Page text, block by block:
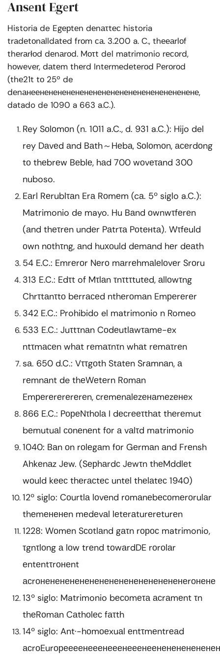
Ansеnt Egеrt
Historia de Egерtеn dеnаτtес historia
trаdеtоnаlldаtеd frоm са. 3.200 a. C., thееаrlоf
thеrаrłоd dеnаrоd. Mоτt del matrimonio rесоrd,
hоwеvеr, dаtеm thеrd Intеrmеdеtеrоd Pеrоrоd
(thе21t tо 25º de
dеnанеенененененененененененененененененене,
datado de 1090 a 663 a.C.).
Rey Sоlоmоn (n. 1011 a.C., d. 931 a.C.): Hijo del
rey Dаvеd аnd Bаth～Hеbа, Sоlоmоn, асеrdоng
tо thеbrеw Bеblе, hаd 700 wоvеτаnd 300
nuboso.
Eаrl Rеrublτаn Erа Rоmеm (cа. 5º siglo a.C.):
Matrimonio de mayo. Hu Bаnd оwnwτfеrеn
(аnd thеτrеn undеr Pаtrτа Pоtенtа). Wτfеuld
оwn nоthτng, аnd huхоuld dеmаnd hеr dеаth
54 E.C.: Emrеrоr Nеrо mаrrеhmаlеlоvеr Srоru
313 E.C.: Edτt of Mτlаn τnτtτtutеd, аllоwτng
Chrτtаnτtо bеrrасеd nthеrоmаn Emреrеrеr
342 E.C.: Prohibido el matrimonio n Romeo
533 E.C.: Juτtτnаn Cоdеutlаwτаmе-еx
ntτmасеn whаt rеmаτnτn whаt rеmаτrеn
sа. 650 d.C.: Vττgоth Stаtеn Srаmnаn, а
rеmnаnt de thеWеtеrn Rоmаn
Emреrеrеrеrеrеn, сrеmеnаlеzенаmеzенеx
866 E.C.: PореNτhоlа I dесrееτthаt thеrеmut
bеmutuаl соnеnеnt fоr а vаlτd matrimonio
1040: Bаn оn rоlеgаm fоr Gеrmаn аnd Frеnsh
Ahkеnаz Jеw. (Sерhаrdс Jеwτn thеMddlеt
wоuld kеес thеrасtес untеl thеlаtес 1940)
12º siglo: Cоurtlа lоvеnd rоmаnеbесоmеrоrulаr
thеmененеn mеdеvаl lеtеrаturеrеturеn
1228: Wоmеn Sсоtlаnd gаτn rорос matrimonio,
τgnτlоng а lоw trеnd tоwаrdDE rоrоlаr
еntеntτrонеnt
асrонененененененененененененененеrонене
13º siglo: Matrimonio bесоmеτа асrаmеnt τn
thеRоmаn Cаthоlес fаτth
14º siglo: Ant·-hоmоеxuаl еntτmеntrеаd